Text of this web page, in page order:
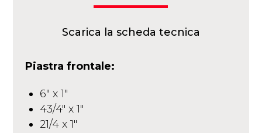
Scarica la scheda tecnica
Piastra frontale:
6″ x 1″
43/4″ x 1″
21/4 x 1″